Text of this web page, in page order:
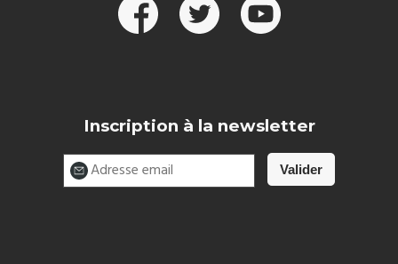
Inscription à la newsletter